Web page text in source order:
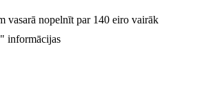
vasarā nopelnīt par 140 eiro vairāk
informācijas